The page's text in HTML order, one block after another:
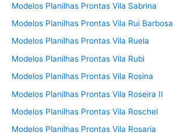
Modelos Planilhas Prontas Vila Sabrina
Modelos Planilhas Prontas Vila Rui Barbosa
Modelos Planilhas Prontas Vila Ruela
Modelos Planilhas Prontas Vila Rubi
Modelos Planilhas Prontas Vila Rosina
Modelos Planilhas Prontas Vila Roseira II
Modelos Planilhas Prontas Vila Roschel
Modelos Planilhas Prontas Vila Rosaria